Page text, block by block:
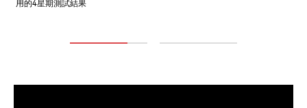
用的4星期測試結果
33名女性配合EUDERMINE曙光精華水、ULTIMUNE皇牌全盛精華及